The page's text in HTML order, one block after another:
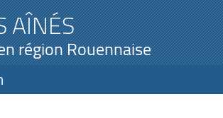
AÎNÉS
région Rouennaise